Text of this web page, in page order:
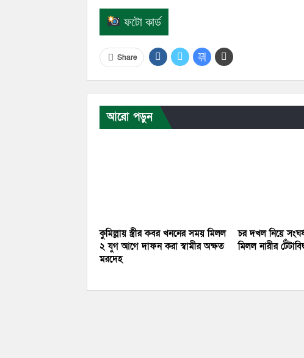
ফটো কার্ড
Share
আরো পড়ুন
কুমিল্লায় স্ত্রীর কবর খননের সময় মিলল
২ যুগ আগে দাফন করা স্বামীর অক্ষত
মরদেহ
চর দখল নিয়ে
মিলল নারীর